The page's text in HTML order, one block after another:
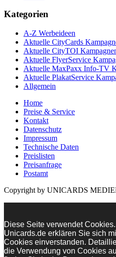
Kategorien
A-Z Werbeideen
Aktuelle CityCards
Aktuelle CityTOI
Aktuelle FlyerService
Aktuelle MaxPaxx Info-TV
Aktuelle PlakatService
Allgemein
Home
Preise & Service
Kontakt
Datenschutz
Impressum
Technische Daten
Preislisten
Preisanfrage
Postamt
Copyright by UNICARDS
Diese Seite verwendet
Unicards.de erklären Sie sich
Cookies einverstanden.
die Verwendung von Cookies